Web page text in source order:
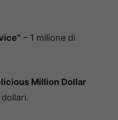
– 1 milione di
Million Dollar